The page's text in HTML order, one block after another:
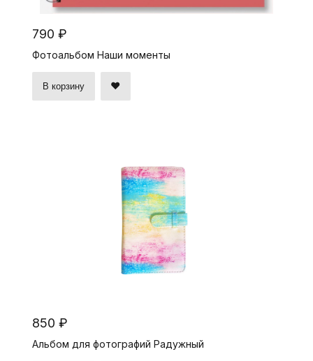
790 ₽
Фотоальбом Наши моменты
В корзину
850 ₽
Альбом для фотографий Радужный